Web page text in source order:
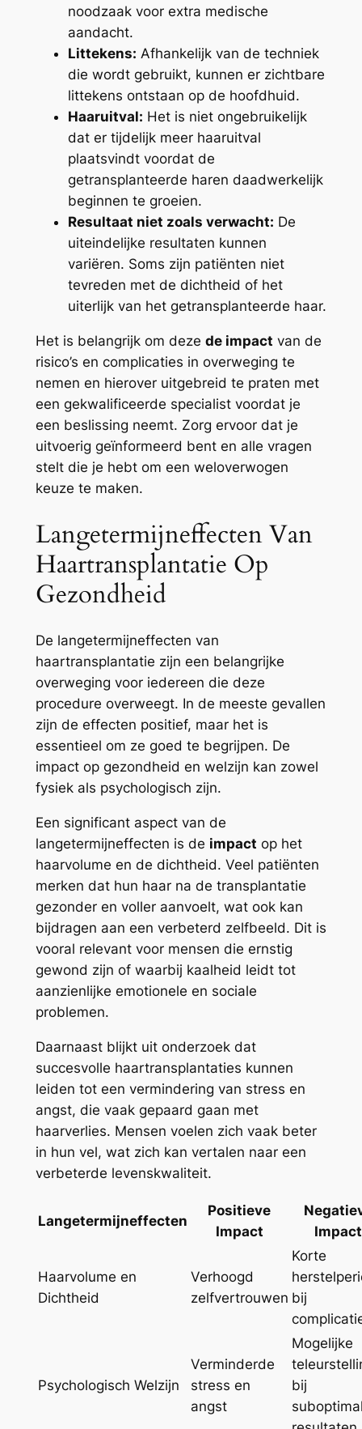
noodzaak voor extra medische
aandacht.
Littekens: Afhankelijk van de techniek
die wordt gebruikt, kunnen er zichtbare
littekens ontstaan op de hoofdhuid.
Haaruitval: Het is niet ongebruikelijk
dat er tijdelijk meer haaruitval
plaatsvindt voordat de
getransplanteerde haren daadwerkelijk
beginnen te groeien.
Resultaat niet zoals verwacht: De
uiteindelijke resultaten kunnen
variëren. Soms zijn patiënten niet
tevreden met de dichtheid of het
uiterlijk van het getransplanteerde haar.
Het is belangrijk om deze de impact van de
risico’s en complicaties in overweging te
nemen en hierover uitgebreid te praten met
een gekwalificeerde specialist voordat je
een beslissing neemt. Zorg ervoor dat je
uitvoerig geïnformeerd bent en alle vragen
stelt die je hebt om een weloverwogen
keuze te maken.
Langetermijneffecten Van
Haartransplantatie Op
Gezondheid
De langetermijneffecten van
haartransplantatie zijn een belangrijke
overweging voor iedereen die deze
procedure overweegt. In de meeste gevallen
zijn de effecten positief, maar het is
essentieel om ze goed te begrijpen. De
impact op gezondheid en welzijn kan zowel
fysiek als psychologisch zijn.
Een significant aspect van de
langetermijneffecten is de impact op het
haarvolume en de dichtheid. Veel patiënten
merken dat hun haar na de transplantatie
gezonder en voller aanvoelt, wat ook kan
bijdragen aan een verbeterd zelfbeeld. Dit is
vooral relevant voor mensen die ernstig
gewond zijn of waarbij kaalheid leidt tot
aanzienlijke emotionele en sociale
problemen.
Daarnaast blijkt uit onderzoek dat
succesvolle haartransplantaties kunnen
leiden tot een vermindering van stress en
angst, die vaak gepaard gaan met
haarverlies. Mensen voelen zich vaak beter
in hun vel, wat zich kan vertalen naar een
verbeterde levenskwaliteit.
Langetermijneffecten
Positieve
Impact
Impact
Haarvolume en
Dichtheid
Verhoogd
zelfvertrouwen
Korte
bij
Psychologisch Welzijn
Verminderde
stress en
angst
Mogelijke
bij